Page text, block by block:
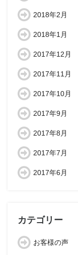
2018年2月
2018年1月
2017年12月
2017年11月
2017年10月
2017年9月
2017年8月
2017年7月
2017年6月
カテゴリー
お客様の声